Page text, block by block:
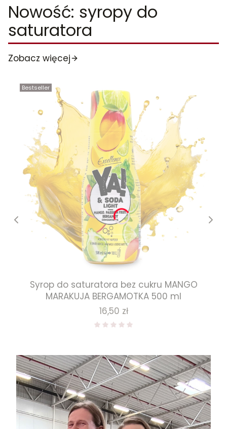
Nowość: syropy do
saturatora
Zobacz więcej
Bestseller
Syrop do saturatora bez cukru MANGO
MARAKUJA BERGAMOTKA 500 ml
Cena
16,50 zł